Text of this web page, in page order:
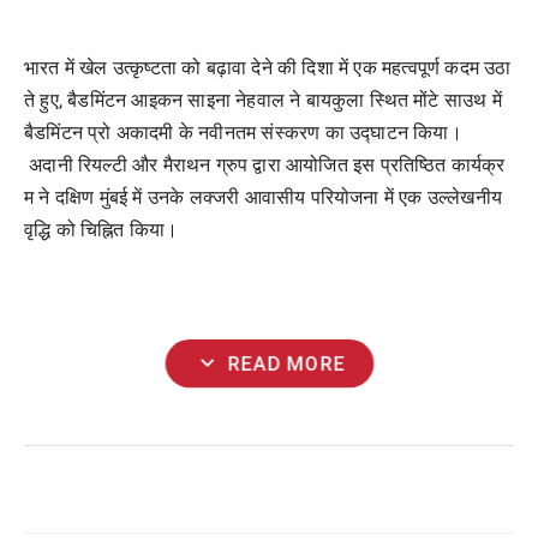
भारत में खेल उत्कृष्टता को बढ़ावा देने की दिशा में एक महत्वपूर्ण कदम उठा
ते हुए, बैडमिंटन आइकन साइना नेहवाल ने बायकुला स्थित मोंटे साउथ में
बैडमिंटन प्रो अकादमी के नवीनतम संस्करण का उद्घाटन किया।
अदानी रियल्टी और मैराथन ग्रुप द्वारा आयोजित इस प्रतिष्ठित कार्यक्र
म ने दक्षिण मुंबई में उनके लक्जरी आवासीय परियोजना में एक उल्लेखनीय
वृद्धि को चिह्नित किया।
expand_more READ MORE